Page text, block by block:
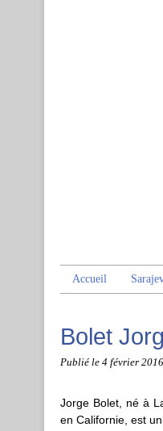
Accueil
Bolet
Publié le 4 février 2016
Jorge Bolet, né à
en Californie, est